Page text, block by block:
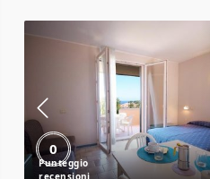
0
RESIDENCE
ISOLA
VERDE